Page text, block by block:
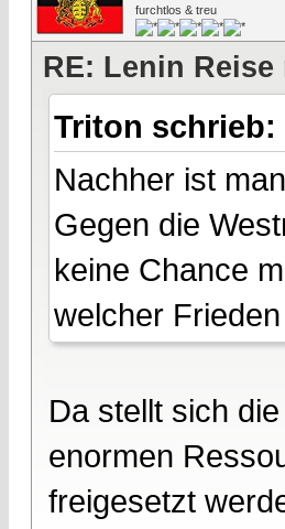
furchtlos & treu
RE: Lenin
Triton schrieb:
Nachher ist
Gegen die
keine Chance
welcher
Da stellt sich
enormen
freigesetzt